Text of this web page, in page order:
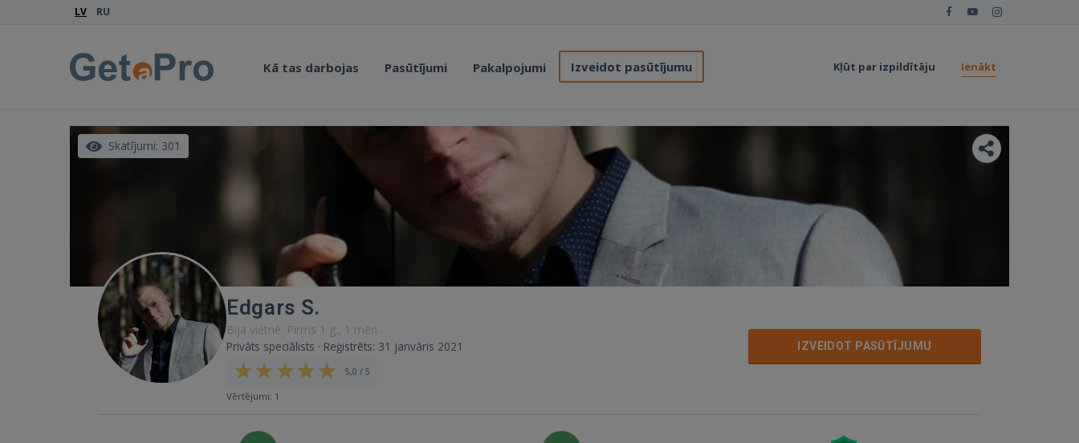
LV RU
Kā tas darbojas Pasūtījumi Pakalpojumi Izveidot pasūtījumu Kļūt par izpildītāju Ienākt
Skatījumi: 301
Edgars S.
Bija vietnē: Pirms 1 g., 1 mēn.
Privāts speciālists · Reģistrēts: 31 janvāris 2021
5,0 / 5
Vērtējumi: 1
IZVEIDOT PASŪTĪJUMU